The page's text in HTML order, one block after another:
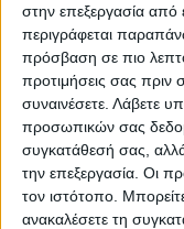
στην επεξεργασία από
περιγράφεται
πρόσβαση σε πιο
προτιμήσεις σας πριν
συναινέσετε. Λάβετε
προσωπικών σας
συγκατάθεσή σας, αλλά
την επεξεργασία. Οι
τον ιστότοπο.
ανακαλέσετε τη
Η Αρχαιότερη
ΠΑΡΟΜΟΙΑ ΑΡΘΡΑ